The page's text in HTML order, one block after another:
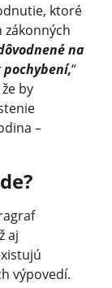
ktoré
na
“
by
–
aj
výpovedí.